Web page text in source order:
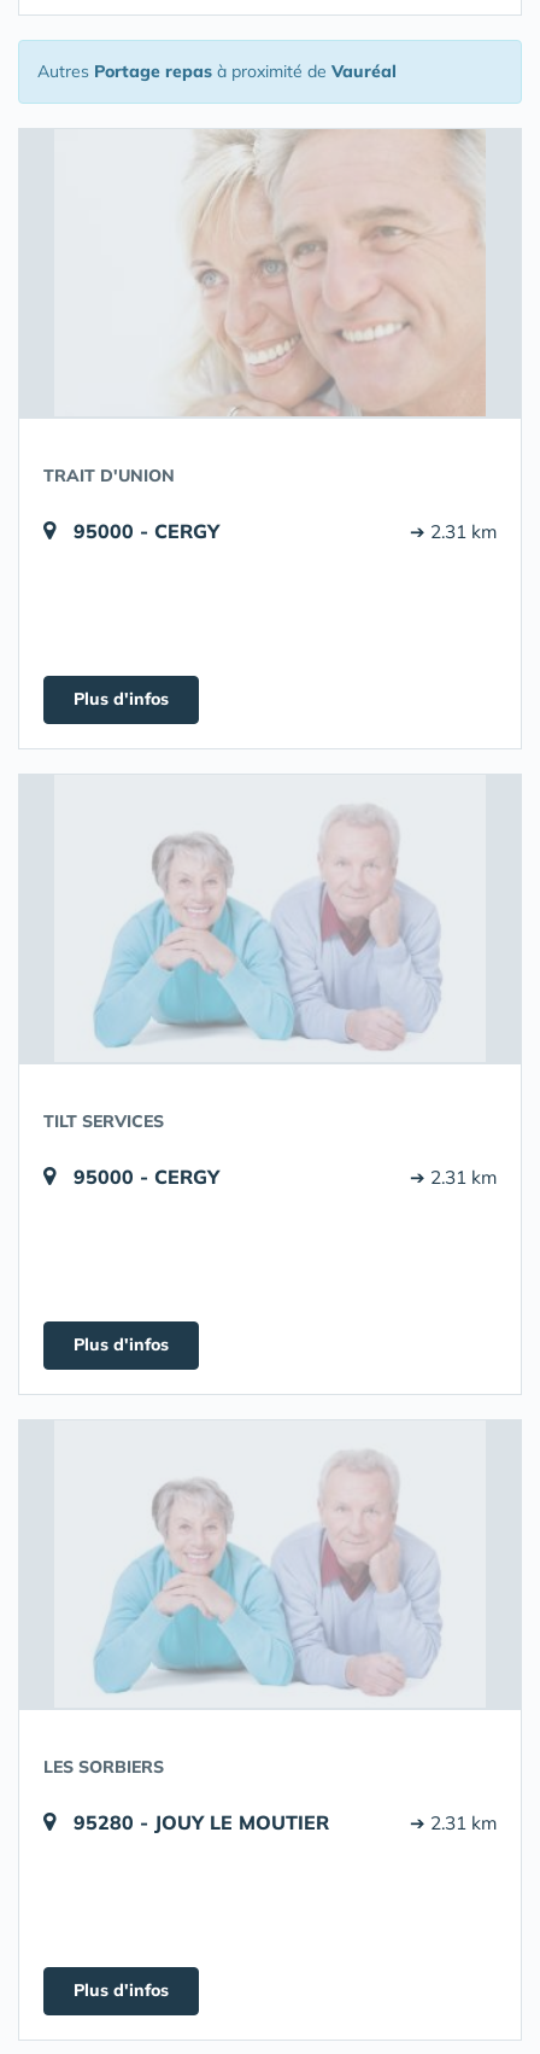
Autres Portage repas à proximité de Vauréal
TRAIT D'UNION
95000 - CERGY ➔ 2.31 km
Plus d'infos
TILT SERVICES
95000 - CERGY ➔ 2.31 km
Plus d'infos
LES SORBIERS
95280 - JOUY LE MOUTIER ➔ 2.31 km
Plus d'infos